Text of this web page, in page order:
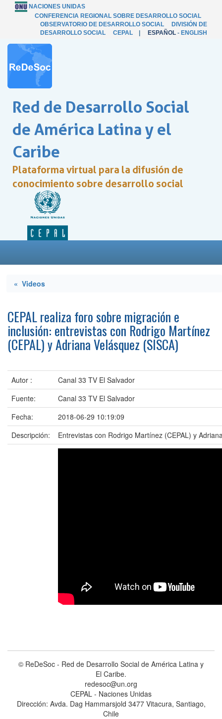
NACIONES UNIDAS
CONFERENCIA REGIONAL SOBRE DESARROLLO SOCIAL
OBSERVATORIO DE DESARROLLO SOCIAL
DIVISIÓN DE
DESARROLLO SOCIAL
CEPAL ESPAÑOL - ENGLISH
Red de Desarrollo Social
de América Latina y el
Caribe
Plataforma virtual para la difusión de
conocimiento sobre desarrollo social
« Videos
CEPAL realiza foro sobre migración e
inclusión: entrevistas con Rodrigo Martínez
(CEPAL) y Adriana Velásquez (SISCA)
Autor :
Canal 33 TV El Salvador
Fuente:
Canal 33 TV El Salvador
Fecha:
2018-06-29 10:19:09
Descripción:
Entrevistas con Rodrigo Martínez (CEPAL) y
© ReDeSoc - Red de Desarrollo Social de América Latina y
El Caribe.
redesoc@un.org
CEPAL - Naciones Unidas
Dirección: Avda. Dag Hammarsjold 3477 Vitacura, Santiago,
Chile